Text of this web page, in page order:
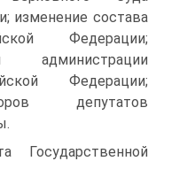
изменение состава
Федерации;
администрации
Федерации;
депутатов
Государственной